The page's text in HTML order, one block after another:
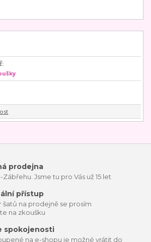
prodejna
Zábřehu. Jsme tu pro Vás už 15 let
přístup
šatů na prodejně se prosím
na zkoušku
spokojenosti
na e-shopu je možné vrátit do